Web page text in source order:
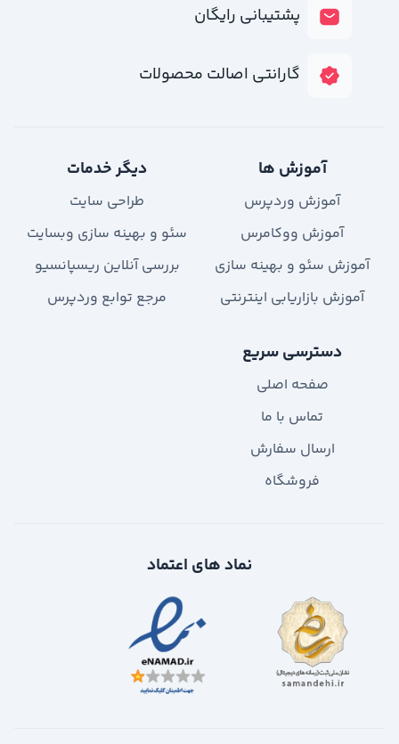
پشتیبانی رایگان
گارانتی اصالت محصولات
آموزش ها
آموزش وردپرس
آموزش ووکامرس
آموزش سئو و بهینه سازی
آموزش بازاریابی اینترنتی
دیگر خدمات
طراحی سایت
سئو و بهینه سازی وبسایت
بررسی آنلاین ریسپانسیو
مرجع توابع وردپرس
دسترسی سریع
صفحه اصلی
تماس با ما
ارسال سفارش
فروشگاه
نماد های اعتماد